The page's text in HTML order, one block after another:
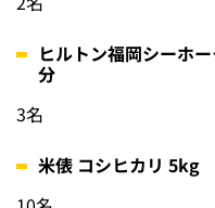
ヒルトン福岡シーホ
分
3名
米俵 コシヒカリ 5kg